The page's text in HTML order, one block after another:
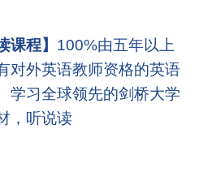
课程】 100%由五年以上
对外英语教师资格的英语
学习全球领先的剑桥大学
，听说读